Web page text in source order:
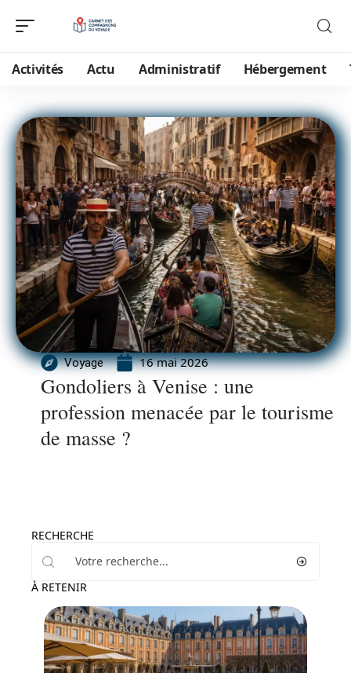
Activités Actu Administratif Hébergement
Voyage 16 mai 2026
Gondoliers à Venise : une
profession menacée par le tourisme
de masse ?
RECHERCHE
À RETENIR